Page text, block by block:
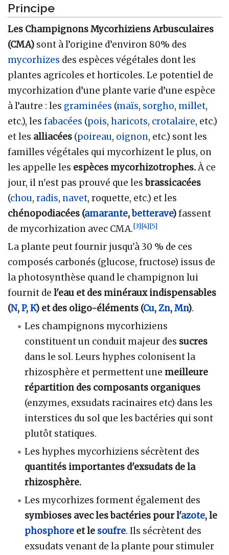
Principe
Les Champignons Mycorhiziens Arbusculaires
(CMA) sont à l’origine d’environ 80% des
mycorhizes des espèces végétales dont les
plantes agricoles et horticoles. Le potentiel de
mycorhization d’une plante varie d’une espèce
à l’autre : les graminées (maïs, sorgho, millet,
etc.), les fabacées (pois, haricots, crotalaire, etc.)
et les alliacées (poireau, oignon, etc.) sont les
familles végétales qui mycorhizent le plus, on
les appelle les espèces mycorhizotrophes.À ce
jour, il n'est pas prouvé que lesbrassicacées
(chou, radis, navet, roquette, etc.) et les
chénopodiacées (amarante,betterave)fassent
de mycorhization avec CMA.[3][4][5]
La plante peut fournir jusqu'à 30 % de ces
composés carbonés (glucose, fructose) issus de
la photosynthèse quand le champignon lui
fournit de l'eau et des minéraux indispensables
(N,P,K) et des oligo-éléments (Cu,Zn,Mn).
Les champignons mycorhiziens
constituent un conduit majeur des sucres
dans le sol. Leurs hyphes colonisent la
rhizosphère et permettent une meilleure
répartition des composants organiques
(enzymes, exsudats racinaires etc) dans les
interstices du sol que les bactéries qui sont
plutôt statiques.
Les hyphes mycorhiziens sécrètent des
quantités importantes d'exsudats de la
rhizosphère.
Les mycorhizes forment également des
symbioses avec les bactéries pour l'azote, le
phosphore et le soufre. Ils sécrètent des
exsudats venant de la plante pour stimuler